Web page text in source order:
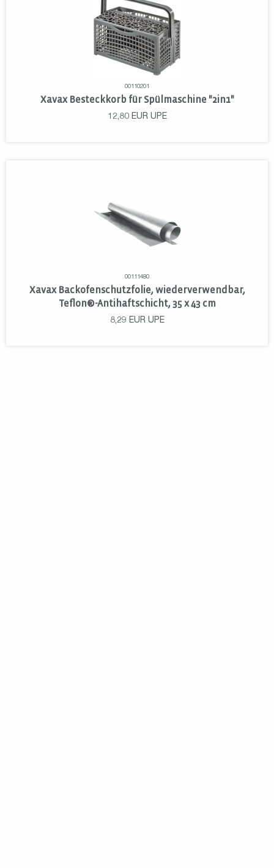
00110201
Xavax Besteckkorb für Spülmaschine "2in1"
12,80 EUR UPE
00111480
Xavax Backofenschutzfolie, wiederverwendbar,
Teflon®-Antihaftschicht, 35 x 43 cm
8,29 EUR UPE